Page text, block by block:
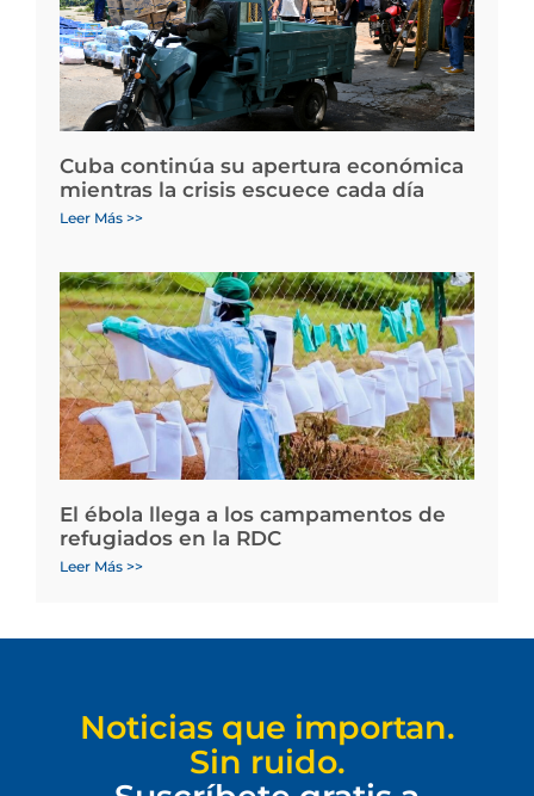
Cuba continúa su apertura económica
mientras la crisis escuece cada día
Leer Más >>
El ébola llega a los campamentos de
refugiados en la RDC
Leer Más >>
Noticias que importan.
Sin ruido.